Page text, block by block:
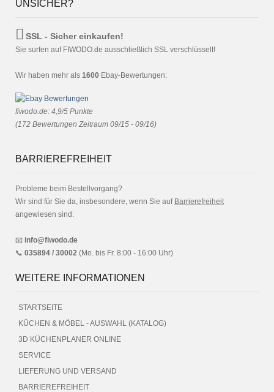
UNSICHER?
SSL - Sicher einkaufen!
Sie surfen auf FIWODO.de ausschließlich SSL verschlüsselt!
Wir haben mehr als 1600 Ebay-Bewertungen:
fiwodo.de: 4,9/5 Punkte
(172 Bewertungen Zeitraum 09/15 - 09/16)
BARRIEREFREIHEIT
Probleme beim Bestellvorgang?
Wir sind für Sie da, insbesondere, wenn Sie auf Barrierefreiheit
angewiesen sind:
📧 info@fiwodo.de
📞 035894 / 30002 (Mo. bis Fr. 8:00 - 16:00 Uhr)
WEITERE INFORMATIONEN
STARTSEITE
KÜCHEN & MÖBEL - AUSWAHL (KATALOG)
3D KÜCHENPLANER ONLINE
SERVICE
LIEFERUNG UND VERSAND
BARRIEREFREIHEIT